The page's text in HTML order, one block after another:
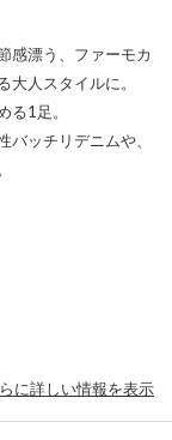
感漂う、ファーモカ
人スタイルに。
る1足。
ッチリデニムや、
に詳しい情報を表示